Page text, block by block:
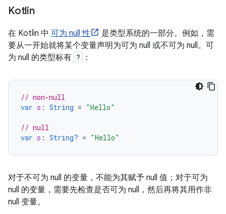
Kotlin
在 Kotlin 中 可为 null 性
是类型系统的一部分。例如，需
要从一开始就将某个变量声明为可为 null 或不可为 null。可
为 null 的类型标有 ? ：
// non-null
var s : String = "Hello"
// null
var s : String? = "Hello"
对于不可为 null 的变量，不能为其赋予 null 值；对于可为
null 的变量，需要先检查是否可为 null，然后再将其用作非
null 变量。